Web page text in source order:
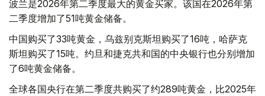
波兰是2026年第二季度最大的黄金买家。该国在2026年第
二季度增加了51吨黄金储备。
中国购买了33吨黄金，乌兹别克斯坦购买了16吨，哈萨克
斯坦购买了15吨。约旦和捷克共和国的中央银行也分别增加
了6吨黄金储备。
全球各国央行在第二季度共购买了约289吨黄金，比2025年